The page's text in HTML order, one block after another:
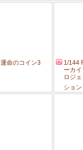
運命のコイン3
1/144
ーカ
ロジ
ション